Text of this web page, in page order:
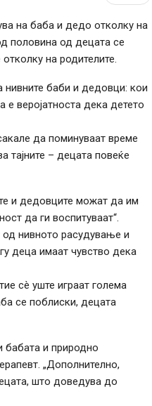
на баба и дедо отколку на
половина од децата се
на родителите.
баби и дедовци: кои
веројатноста дека детето
да поминуваат време
тајните – децата повеќе
и дедовците можат да им
да ги воспитуваат“.
од нивното расудување и
деца имаат чувство дека
сè уште играат голема
се поблиски, децата
бабата и природно
„Дополнително,
што доведува до